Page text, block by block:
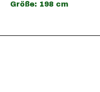
Größe: 198 cm